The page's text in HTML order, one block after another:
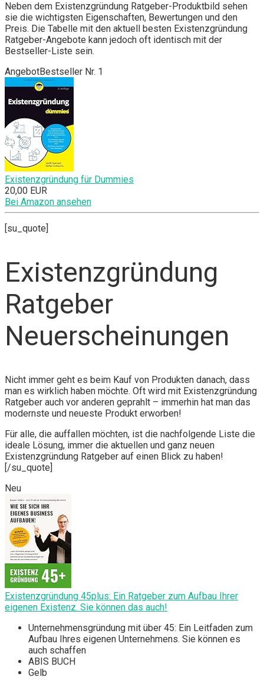
Neben dem Existenzgründung Ratgeber-Produktbild sehen
sie die wichtigsten Eigenschaften, Bewertungen und den
Preis. Die Tabelle mit den aktuell besten Existenzgründung
Ratgeber-Angebote kann jedoch oft identisch mit der
Bestseller-Liste sein.
AngebotBestseller Nr. 1
Existenzgründung für Dummies
20,00 EUR
Bei Amazon ansehen
[su_quote]
Existenzgründung
Ratgeber
Neuerscheinungen
Nicht immer geht es beim Kauf von Produkten danach, dass
man es wirklich haben möchte. Oft wird mit Existenzgründung
Ratgeber auch vor anderen geprahlt – immerhin hat man das
modernste und neueste Produkt erworben!
Für alle, die auffallen möchten, ist die nachfolgende Liste die
ideale Lösung, immer die aktuellen und ganz neuen
Existenzgründung Ratgeber auf einen Blick zu haben!
[/su_quote]
Neu
Existenzgründung 45plus: Ein Ratgeber zum Aufbau Ihrer
eigenen Existenz. Sie können das auch!
Unternehmensgründung mit über 45: Ein Leitfaden zum
Aufbau Ihres eigenen Unternehmens. Sie können es
auch schaffen
ABIS BUCH
Gelb